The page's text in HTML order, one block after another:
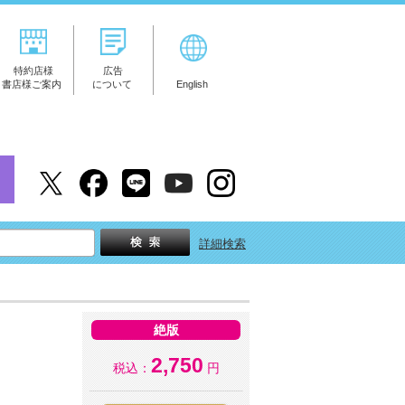
特約店様
書店様ご案内
広告
について
English
詳細検索
絶版
税込： 2,750 円